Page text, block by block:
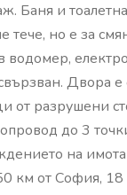
Баня и
тече, но е за
водомер,
Двора
от разрушени
до 3
на
км от София,